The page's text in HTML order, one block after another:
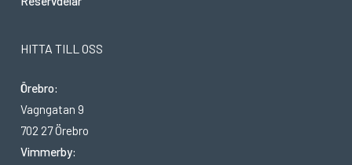
HITTA TILL OSS
Örebro:
Vagngatan 9
702 27 Örebro
Vimmerby: